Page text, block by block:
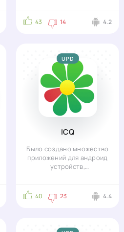
43 14 4.2
ICQ
Было создано множество
приложений для андроид
устройств,
40 23 4.4
UPD